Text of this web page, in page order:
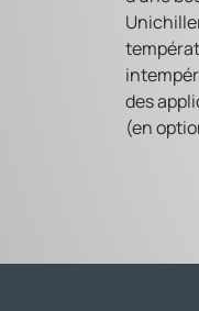
des
(en